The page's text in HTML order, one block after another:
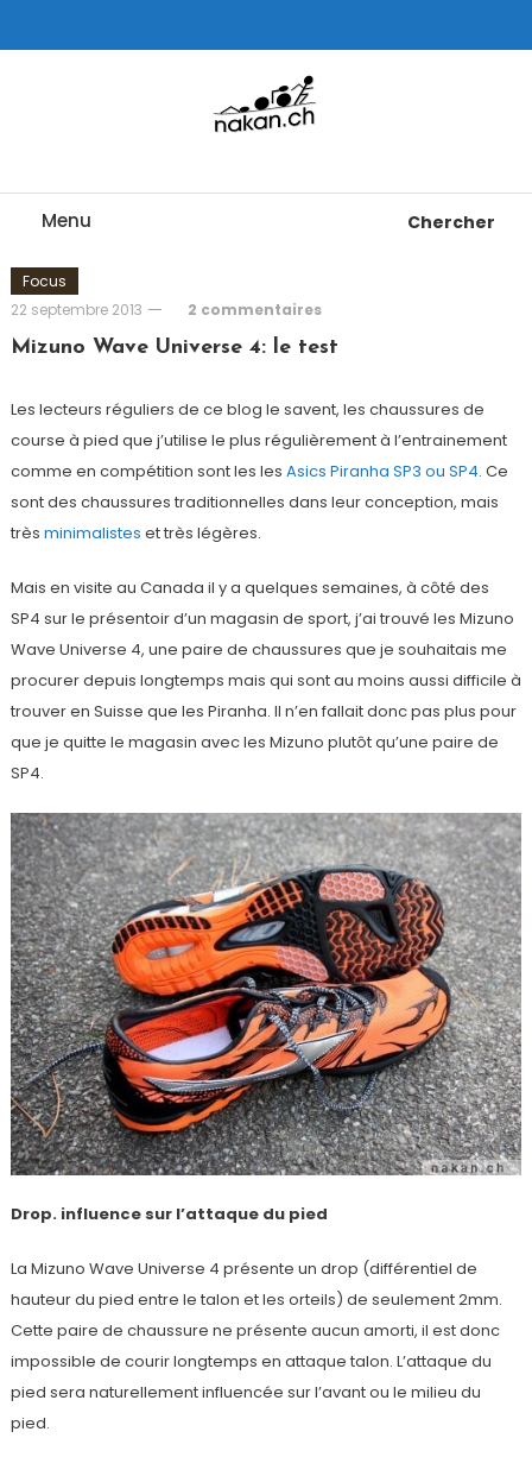
To
Menu Chercher
Focus
22 septembre 2013
2 commentaires
Mizuno Wave Universe 4: le test
Les lecteurs réguliers de ce blog le savent, les chaussures de
course à pied que j’utilise le plus régulièrement à l’entrainement
comme en compétition sont les les Asics Piranha SP3 ou SP4. Ce
sont des chaussures traditionnelles dans leur conception, mais
très minimalistes et très légères.
Mais en visite au Canada il y a quelques semaines, à côté des
SP4 sur le présentoir d’un magasin de sport, j’ai trouvé les Mizuno
Wave Universe 4, une paire de chaussures que je souhaitais me
procurer depuis longtemps mais qui sont au moins aussi difficile à
trouver en Suisse que les Piranha. Il n’en fallait donc pas plus pour
que je quitte le magasin avec les Mizuno plutôt qu’une paire de
SP4.
Drop. influence sur l’attaque du pied
La Mizuno Wave Universe 4 présente un drop (différentiel de
hauteur du pied entre le talon et les orteils) de seulement 2mm.
Cette paire de chaussure ne présente aucun amorti, il est donc
impossible de courir longtemps en attaque talon. L’attaque du
pied sera naturellement influencée sur l’avant ou le milieu du
pied.